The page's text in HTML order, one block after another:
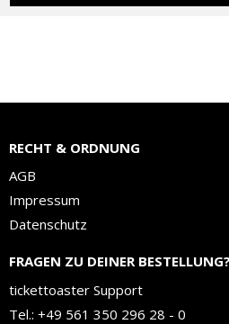
RECHT & ORDNUNG
AGB
Impressum
Datenschutz
FRAGEN ZU DEINER BESTELLUNG?
tickettoaster Support
Tel.: +49 561 350 296 28 - 0